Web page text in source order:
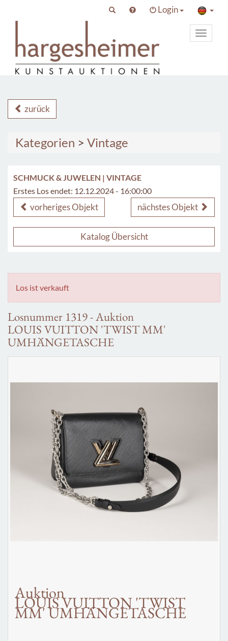
Login
Toggle
zurück
Kategorien > Vintage
SCHMUCK & JUWELEN | VINTAGE
Erstes Los endet: 12.12.2024 - 16:00:00
vorheriges Objekt nächstes Objekt
Katalog Übersicht
Los ist verkauft
Losnummer 1319 - Auktion
LOUIS VUITTON 'TWIST MM'
UMHÄNGETASCHE
Auktion
LOUIS VUITTON 'TWIST
MM' UMHÄNGETASCHE